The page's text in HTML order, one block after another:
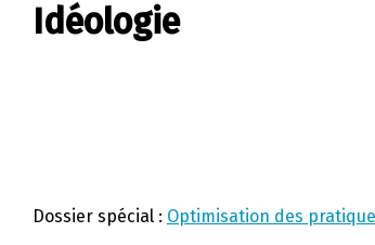
Idéologie
Dossier spécial : Optimisation des